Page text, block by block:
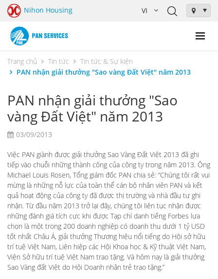
Nihon Housing
Trang chủ Tin tức
Tin tức & Sự kiện
PAN nhận giải thưởng "Sao vàng Đất Việt" năm 2013
PAN nhận giải thưởng "Sao
vàng Đất Việt" năm 2013
03/09/2013
Việc PAN giành được giải thưởng Sao Vàng Đất Việt 2013 đã ghi
tiếp vào chuỗi những thành công của công ty trong năm 2013. Ông
Michael Louis Rosen, Tổng giám đốc PAN chia sẻ: “Chúng tôi rất vui
mừng là những nỗ lực của toàn thể cán bộ nhân viên PAN và kết
quả hoạt động của công ty đã được thị trường và nhà đầu tư ghi
nhận. Từ đầu năm 2013 trở lại đây, chúng tôi liên tục nhận được
những đánh giá tích cực khi được Tạp chí danh tiếng Forbes lựa
chọn là một trong 200 doanh nghiệp có doanh thu dưới 1 tỷ USD
tốt nhất Châu Á, giải thưởng Thương hiệu nổi tiếng do Hội sở hữu
trí tuệ Việt Nam, Liên hiệp các Hội Khoa học & Kỹ thuật Việt Nam,
Viện Sở hữu trí tuệ Việt Nam trao tặng. Và hôm nay là giải thưởng
Sao Vàng đất Việt do Hội Doanh nhân trẻ trao tặng.”